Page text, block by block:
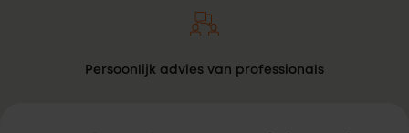
Persoonlijk advies van professionals